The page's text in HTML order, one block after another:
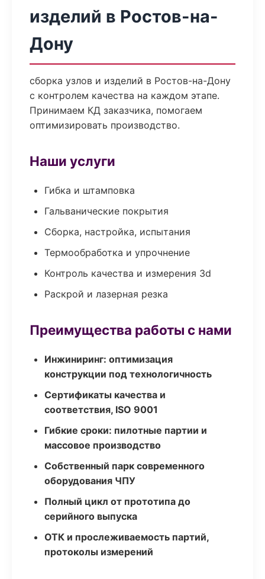
изделий в Ростов-на-
Дону
сборка узлов и изделий в Ростов-на-Дону
с контролем качества на каждом этапе.
Принимаем КД заказчика, помогаем
оптимизировать производство.
Наши услуги
Гибка и штамповка
Гальванические покрытия
Сборка, настройка, испытания
Термообработка и упрочнение
Контроль качества и измерения 3d
Раскрой и лазерная резка
Преимущества работы с нами
Инжиниринг: оптимизация
конструкции под технологичность
Сертификаты качества и
соответствия, ISO 9001
Гибкие сроки: пилотные партии и
массовое производство
Собственный парк современного
оборудования ЧПУ
Полный цикл от прототипа до
серийного выпуска
ОТК и прослеживаемость партий,
протоколы измерений